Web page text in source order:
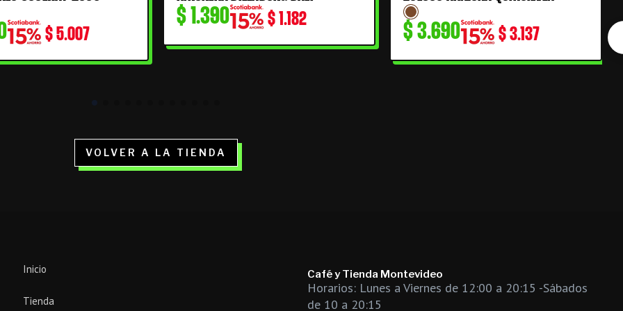
$5.007
$1.390 $1.182
$3.690 $3.137
VOLVER A LA TIENDA
Inicio
Tienda
Café y Tienda Montevideo
Horarios: Lunes a Viernes de 12:00 a 20:15 -Sábados
de 10 a 20:15